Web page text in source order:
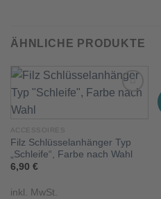
ÄHNLICHE PRODUKTE
ACCESSOIRES
Filz Schlüsselanhänger Typ
„Schleife“, Farbe nach Wahl
6,90 €
inkl. MwSt.